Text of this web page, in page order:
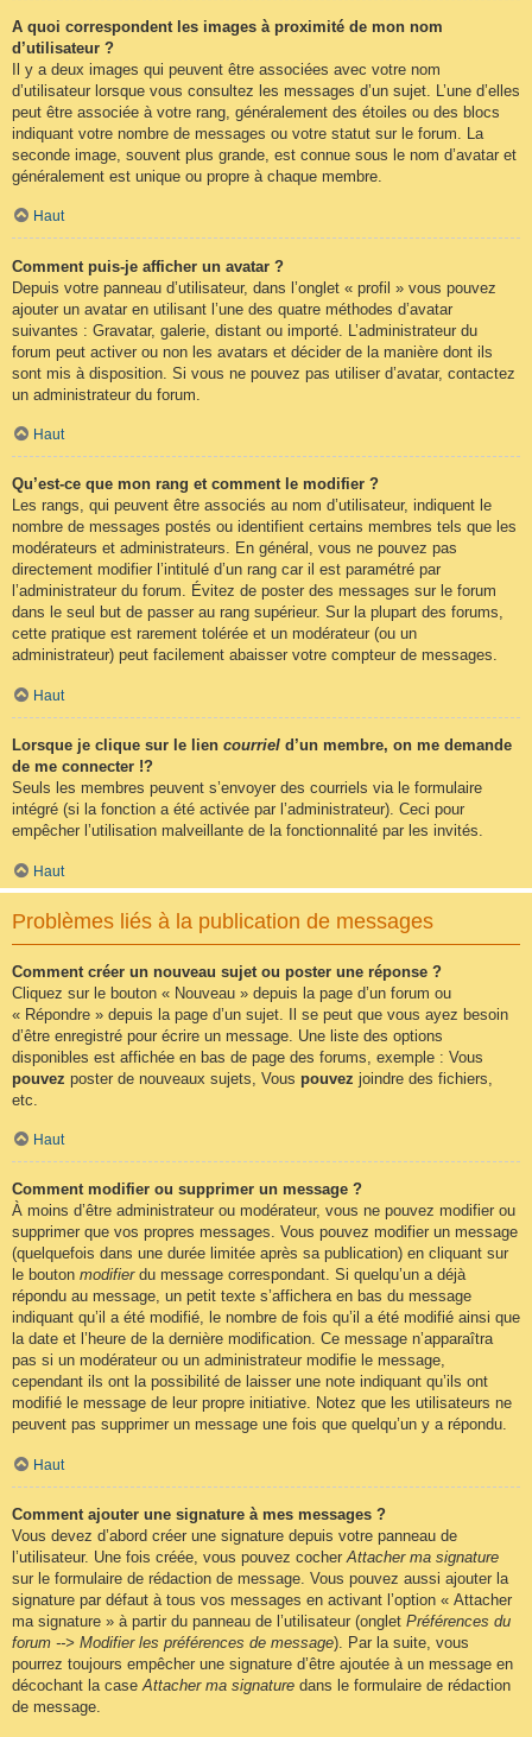
A quoi correspondent les images à proximité de mon nom
d’utilisateur ?
Il y a deux images qui peuvent être associées avec votre nom
d’utilisateur lorsque vous consultez les messages d’un sujet. L’une d’elles
peut être associée à votre rang, généralement des étoiles ou des blocs
indiquant votre nombre de messages ou votre statut sur le forum. La
seconde image, souvent plus grande, est connue sous le nom d’avatar et
généralement est unique ou propre à chaque membre.
Haut
Comment puis-je afficher un avatar ?
Depuis votre panneau d’utilisateur, dans l’onglet « profil » vous pouvez
ajouter un avatar en utilisant l’une des quatre méthodes d’avatar
suivantes : Gravatar, galerie, distant ou importé. L’administrateur du
forum peut activer ou non les avatars et décider de la manière dont ils
sont mis à disposition. Si vous ne pouvez pas utiliser d’avatar, contactez
un administrateur du forum.
Haut
Qu’est-ce que mon rang et comment le modifier ?
Les rangs, qui peuvent être associés au nom d’utilisateur, indiquent le
nombre de messages postés ou identifient certains membres tels que les
modérateurs et administrateurs. En général, vous ne pouvez pas
directement modifier l’intitulé d’un rang car il est paramétré par
l’administrateur du forum. Évitez de poster des messages sur le forum
dans le seul but de passer au rang supérieur. Sur la plupart des forums,
cette pratique est rarement tolérée et un modérateur (ou un
administrateur) peut facilement abaisser votre compteur de messages.
Haut
Lorsque je clique sur le lien courriel d’un membre, on me demande
de me connecter !?
Seuls les membres peuvent s’envoyer des courriels via le formulaire
intégré (si la fonction a été activée par l’administrateur). Ceci pour
empêcher l’utilisation malveillante de la fonctionnalité par les invités.
Haut
Problèmes liés à la publication de messages
Comment créer un nouveau sujet ou poster une réponse ?
Cliquez sur le bouton « Nouveau » depuis la page d’un forum ou
« Répondre » depuis la page d’un sujet. Il se peut que vous ayez besoin
d’être enregistré pour écrire un message. Une liste des options
disponibles est affichée en bas de page des forums, exemple : Vous
pouvez poster de nouveaux sujets, Vous pouvez joindre des fichiers,
etc.
Haut
Comment modifier ou supprimer un message ?
À moins d’être administrateur ou modérateur, vous ne pouvez modifier ou
supprimer que vos propres messages. Vous pouvez modifier un message
(quelquefois dans une durée limitée après sa publication) en cliquant sur
le bouton modifierdu message correspondant. Si quelqu’un a déjà
répondu au message, un petit texte s’affichera en bas du message
indiquant qu’il a été modifié, le nombre de fois qu’il a été modifié ainsi que
la date et l’heure de la dernière modification. Ce message n’apparaîtra
pas si un modérateur ou un administrateur modifie le message,
cependant ils ont la possibilité de laisser une note indiquant qu’ils ont
modifié le message de leur propre initiative. Notez que les utilisateurs ne
peuvent pas supprimer un message une fois que quelqu’un y a répondu.
Haut
Comment ajouter une signature à mes messages ?
Vous devez d’abord créer une signature depuis votre panneau de
l’utilisateur. Une fois créée, vous pouvez cocherAttacher ma signature
sur le formulaire de rédaction de message. Vous pouvez aussi ajouter la
signature par défaut à tous vos messages en activant l’option « Attacher
ma signature » à partir du panneau de l’utilisateur (onglet Préférences du
forum --> Modifier les préférences de message). Par la suite, vous
pourrez toujours empêcher une signature d’être ajoutée à un message en
décochant la caseAttacher ma signature dans le formulaire de rédaction
de message.